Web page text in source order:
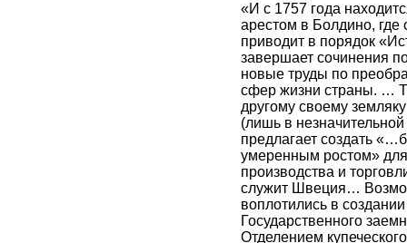
«И с 1757 года
арестом в Болдино, где
приводит в порядок
завершает сочинения
новые труды по
сфер жизни страны. …
другому своему
(лишь в
предлагает создать
умеренным ростом»
производства и
служит Швеция…
воплотились в
Государственного
Отделением